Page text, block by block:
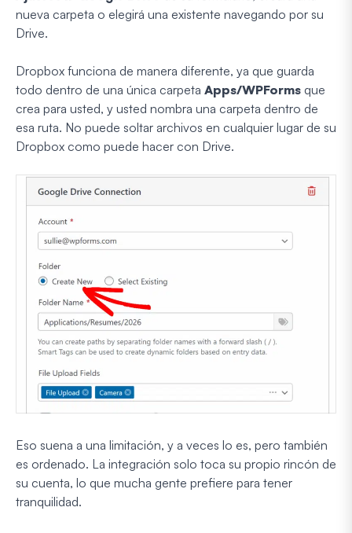
nueva carpeta o elegirá una existente navegando por su
Drive.
Dropbox funciona de manera diferente, ya que guarda
todo dentro de una única carpeta Apps/WPForms que
crea para usted, y usted nombra una carpeta dentro de
esa ruta. No puede soltar archivos en cualquier lugar de su
Dropbox como puede hacer con Drive.
Eso suena a una limitación, y a veces lo es, pero también
es ordenado. La integración solo toca su propio rincón de
su cuenta, lo que mucha gente prefiere para tener
tranquilidad.